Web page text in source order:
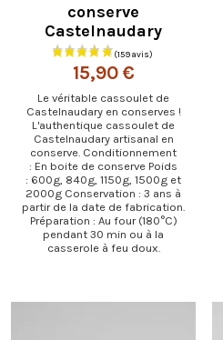
conserve
Castelnaudary
15,90 €
Le véritable cassoulet de
Castelnaudary en conserves !
L'authentique cassoulet de
Castelnaudary artisanal en
conserve. Conditionnement
: En boite de conserve Poids
: 600g, 840g, 1150g, 1500g et
2000g Conservation : 3 ans à
partir de la date de fabrication.
Préparation : Au four (180°C)
pendant 30 min ou à la
casserole à feu doux.